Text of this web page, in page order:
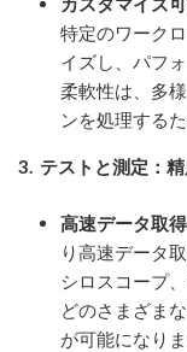
特定のワーク
イズし、パフ
柔軟性は、多
ンを処理する
3. テストと測定：
高速データ取
り高速データ
シロスコープ
どのさまざま
が可能になりま